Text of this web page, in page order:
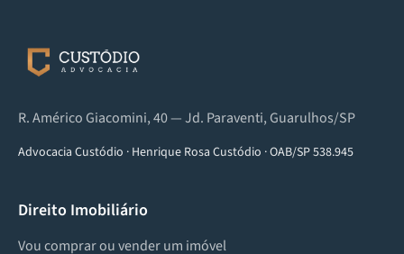
R. Américo Giacomini, 40 — Jd. Paraventi, Guarulhos/SP
Advocacia Custódio · Henrique Rosa Custódio ·OAB/SP 538.945
Direito Imobiliário
Vou comprar ou vender um imóvel